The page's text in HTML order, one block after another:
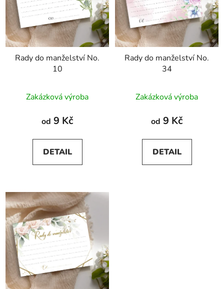
Rady do manželství No.
10
Zakázková výroba
od 9 Kč
DETAIL
Rady do manželství No.
34
Zakázková výroba
od 9 Kč
DETAIL